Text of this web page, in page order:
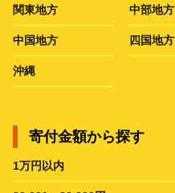
関東地方 中部地方
中国地方 四国地方
沖縄
寄付金額から探す
1万円以内